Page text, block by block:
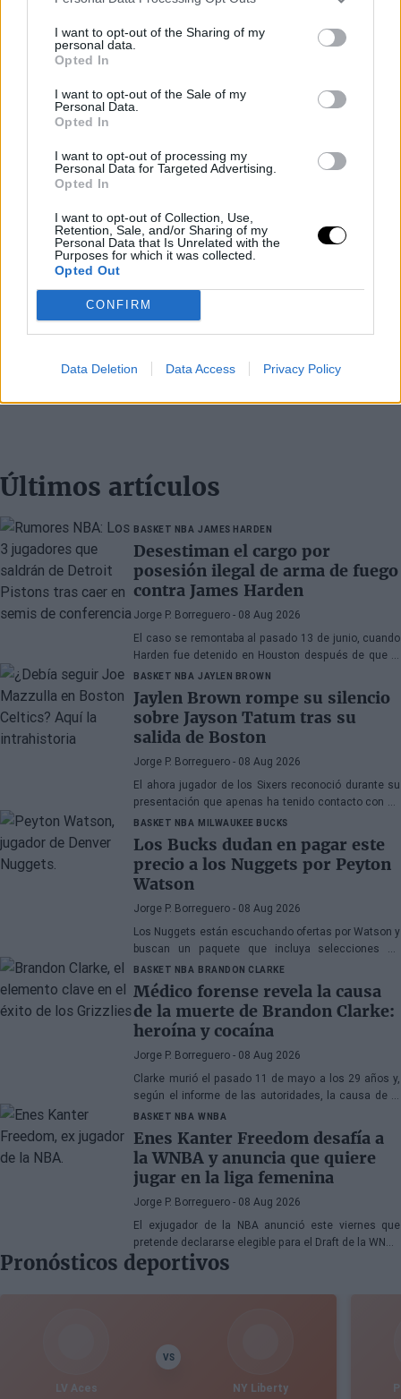
I want to opt-out of the Sharing of my
personal data.
Opted In
I want to opt-out of the Sale of my
Personal Data.
Opted In
I want to opt-out of processing my
Personal Data for Targeted Advertising.
Opted In
I want to opt-out of Collection, Use,
Retention, Sale, and/or Sharing of my
Personal Data that Is Unrelated with the
Purposes for which it was collected.
Opted Out
CONFIRM
Data Deletion Data Access Privacy Policy
Últimos artículos
BASKET NBA JAMES HARDEN
Desestiman el cargo por
posesión ilegal de arma de fuego
contra James Harden
Jorge P. Borreguero - 08 Aug 2026
El caso se remontaba al pasado 13 de junio, cuando
Harden fue detenido en Houston después de que la
policía encontrara una pistola en su vehículo
BASKET NBA JAYLEN BROWN
Jaylen Brown rompe su silencio
sobre Jayson Tatum tras su
salida de Boston
Jorge P. Borreguero - 08 Aug 2026
El ahora jugador de los Sixers reconoció durante su
presentación que apenas ha tenido contacto con su
antiguo compañero
BASKET NBA MILWAUKEE BUCKS
Los Bucks dudan en pagar este
precio a los Nuggets por Peyton
Watson
Jorge P. Borreguero - 08 Aug 2026
Los Nuggets están escuchando ofertas por Watson y
buscan un paquete que incluya selecciones de
primera ronda, jóvenes talentos o una combinación
de ambos
BASKET NBA BRANDON CLARKE
Médico forense revela la causa
de la muerte de Brandon Clarke:
heroína y cocaína
Jorge P. Borreguero - 08 Aug 2026
Clarke murió el pasado 11 de mayo a los 29 años y,
según el informe de las autoridades, la causa de la
muerte fueron los efectos de la heroína y la cocaína
BASKET NBA WNBA
Enes Kanter Freedom desafía a
la WNBA y anuncia que quiere
jugar en la liga femenina
Jorge P. Borreguero - 08 Aug 2026
El exjugador de la NBA anunció este viernes que
pretende declararse elegible para el Draft de la WNBA
de 2027
Pronósticos deportivos
LV Aces
VS
NY Liberty